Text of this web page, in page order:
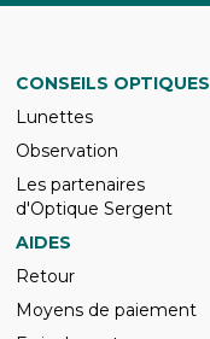
CONSEILS OPTIQUES
Lunettes
Observation
Les partenaires
d'Optique Sergent
AIDES
Retour
Moyens de paiement